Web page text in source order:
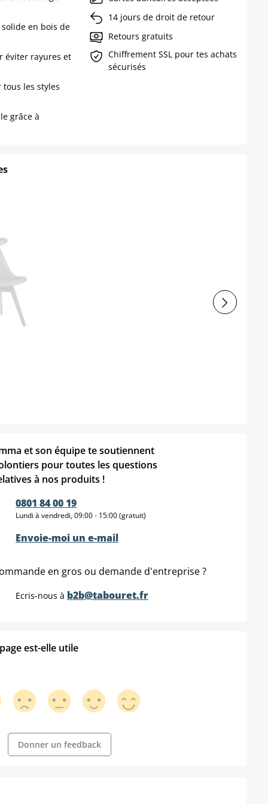
en bois de
éviter rayures et
les styles
grâce à
14 jours de droit de retour
Retours gratuits
Chiffrement SSL pour tes achats
sécurisés
et son équipe te soutiennent
pour toutes les questions
à nos produits !
0801 84 00 19
Lundi à vendredi, 09:00 - 15:00 (gratuit)
Envoie-moi un e-mail
en gros ou demande d'entreprise ?
Ecris-nous à b2b@tabouret.fr
est-elle utile
Donner un feedback